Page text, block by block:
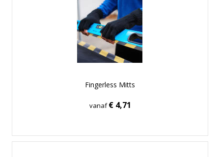
Fingerless Mitts
vanaf€ 4,71